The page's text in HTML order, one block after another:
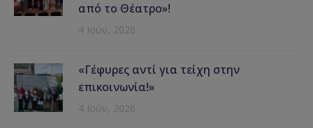
από το Θέατρο»!
4 Ιούν, 2026
«Γέφυρες αντί για τείχη στην
επικοινωνία!»
4 Ιούν, 2026